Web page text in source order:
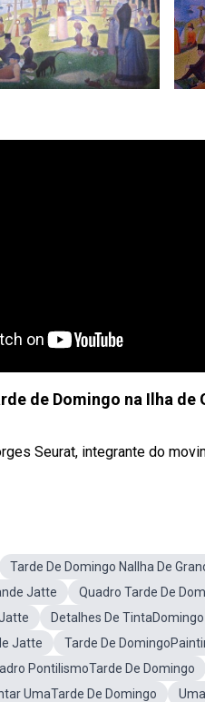
de Domingo na Ilha de
Seurat, integrante do
Tarde De Domingo NaIlha De
Jatte
Quadro Tarde De
Detalhes De
Jatte
Tarde De
PontilismoTarde De Domingo
UmaTarde De Domingo